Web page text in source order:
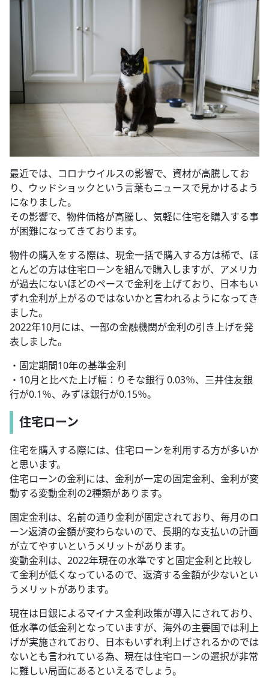
最近では、コロナウイルスの影響で、資材が高騰してお
り、ウッドショックという言葉もニュースで見かけるよう
になりました。
その影響で、物件価格が高騰し、気軽に住宅を購入する事
が困難になってきております。
物件の購入をする際は、現金一括で購入する方は稀で、ほ
とんどの方は住宅ローンを組んで購入しますが、アメリカ
が過去にないほどのペースで金利を上げており、日本もい
ずれ金利が上がるのではないかと言われるようになってき
ました。
2022年10月には、一部の金融機関が金利の引き上げを発
表しました。
・固定期間10年の基準金利
・10月と比べた上げ幅：りそな銀行 0.03％、三井住友銀
行が0.1％、みずほ銀行が0.15％。
住宅ローン
住宅を購入する際には、住宅ローンを利用する方が多いか
と思います。
住宅ローンの金利には、金利が一定の固定金利、金利が変
動する変動金利の2種類があります。
固定金利は、名前の通り金利が固定されており、毎月のロ
ーン返済の金額が変わらないので、長期的な支払いの計画
が立てやすいというメリットがあります。
変動金利は、2022年現在の水準ですと固定金利と比較し
て金利が低くなっているので、返済する金額が少ないとい
うメリットがあります。
現在は日銀によるマイナス金利政策が導入にされており、
低水準の低金利となっていますが、海外の主要国では利上
げが実施されており、日本もいずれ利上げされるかのでは
ないとも言われている為、現在は住宅ローンの選択が非常
に難しい局面にあるといえるでしょう。